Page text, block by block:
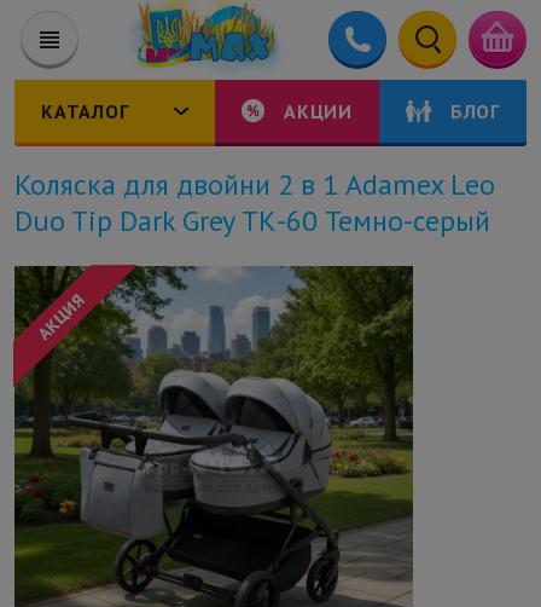
КАТАЛОГ АКЦИИ БЛОГ
Коляска для двойни 2 в 1 Adamex Leo
Duo Tip Dark Grey ТК-60 Темно-серый